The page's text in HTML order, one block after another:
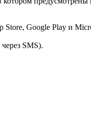
Store, Google Play и
SMS).